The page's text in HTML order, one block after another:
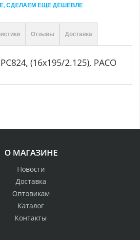
СДЕЛАЕМ ЕЩЕ ДЕШЕВЛЕ
Отзывы Доставка
(16x195/2.125), PACO
О МАГАЗИНЕ
Новости
Доставка
Оптовикам
Каталог
Контакты